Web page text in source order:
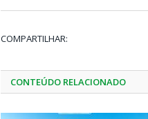
COMPARTILHAR:
CONTEÚDO RELACIONADO